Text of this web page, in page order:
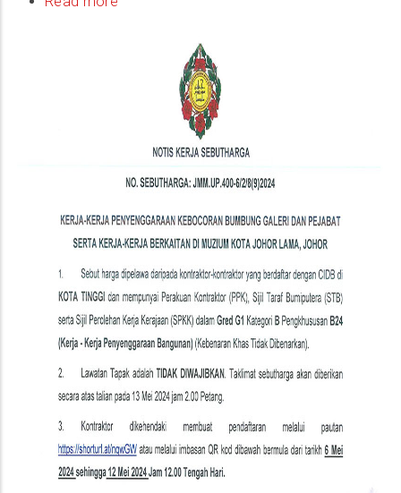
Sebutharga)
Penyenggaraan
Kebocoran
Galeri
Dan
Pejabat
Serta
Kerja-
Kerja
Berkaitan
Di
Muzium
Kota
Johor